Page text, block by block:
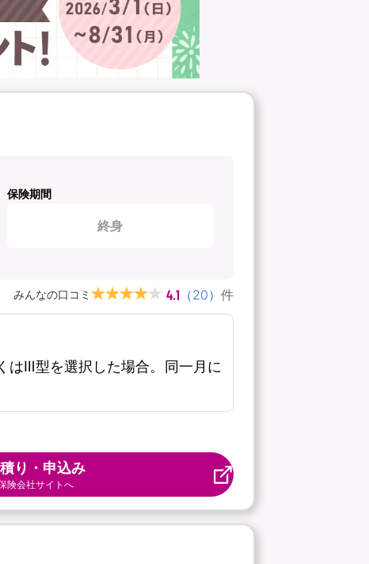
保険期間
終身
みんなの口コミ 4.1 （20） 件
はⅢ型を選択した場合。同一月に
り・申込み
険会社サイトへ